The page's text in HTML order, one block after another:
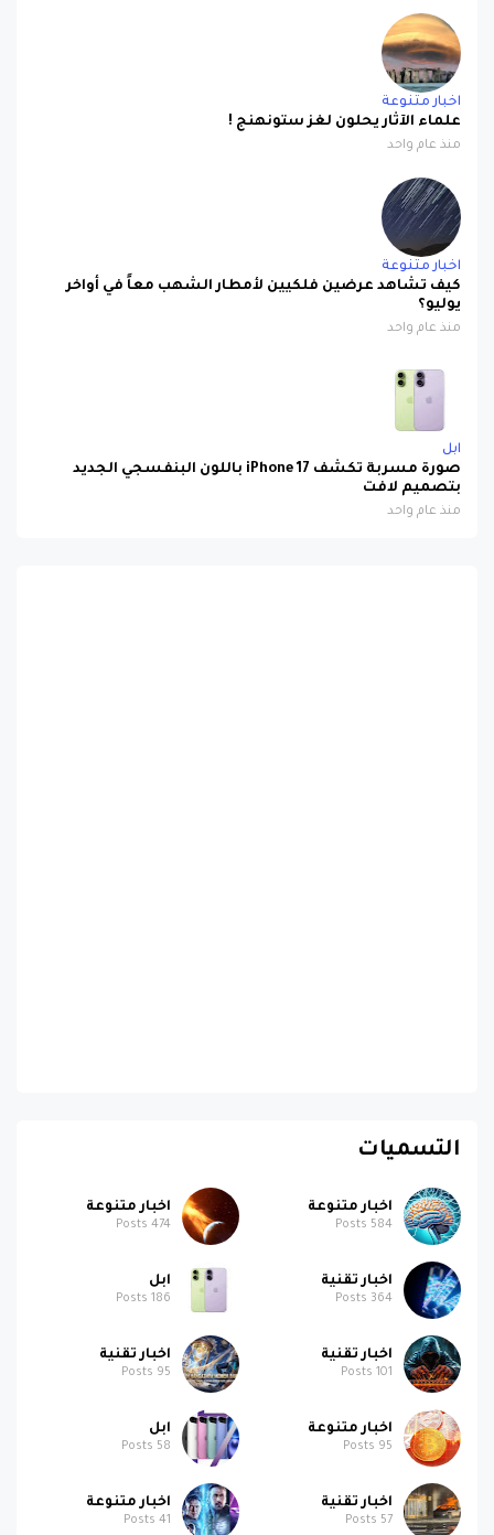
اخبار متنوعة
علماء الآثار يحلون لغز ستونهنج !
منذ عام واحد
اخبار متنوعة
كيف تشاهد عرضين فلكيين لأمطار الشهب معاً في أواخر
يوليو؟
منذ عام واحد
ابل
صورة مسربة تكشف iPhone 17 باللون البنفسجي الجديد
بتصميم لافت
منذ عام واحد
التسميات
اخبار متنوعة
584
اخبار متنوعة
474
اخبار تقنية
364
ابل
186
اخبار تقنية
101
اخبار تقنية
95
اخبار متنوعة
95
ابل
58
اخبار تقنية
57
اخبار متنوعة
41